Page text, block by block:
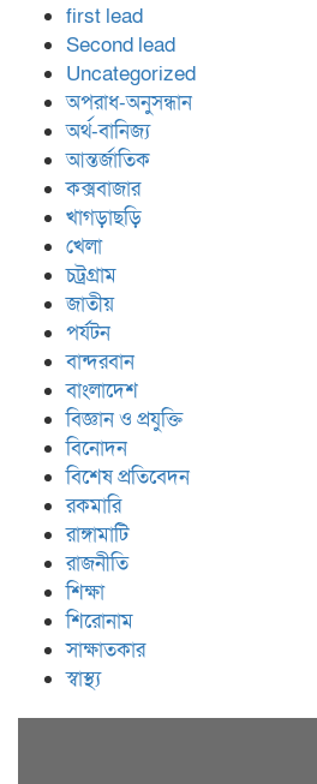
first lead
Second lead
Uncategorized
অপরাধ-অনুসন্ধান
অর্থ-বানিজ্য
আন্তর্জাতিক
কক্সবাজার
খাগড়াছড়ি
খেলা
চট্রগ্রাম
জাতীয়
পর্যটন
বান্দরবান
বাংলাদেশ
বিজ্ঞান ও প্রযুক্তি
বিনোদন
বিশেষ প্রতিবেদন
রকমারি
রাঙ্গামাটি
রাজনীতি
শিক্ষা
শিরোনাম
সাক্ষাতকার
স্বাস্থ্য